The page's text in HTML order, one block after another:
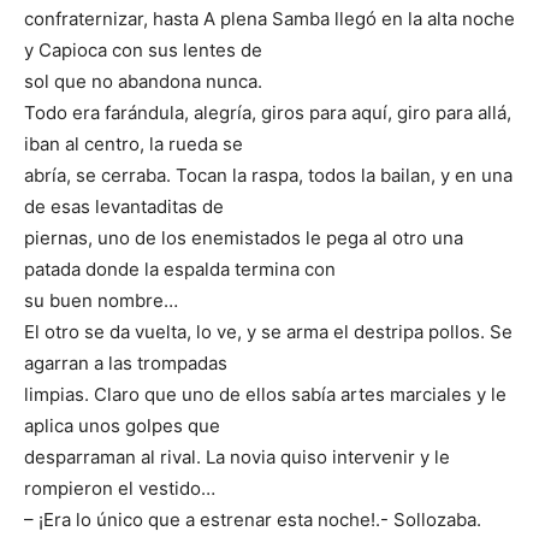
confraternizar, hasta A plena Samba llegó en la alta noche
y Capioca con sus lentes de
sol que no abandona nunca.
Todo era farándula, alegría, giros para aquí, giro para allá,
iban al centro, la rueda se
abría, se cerraba. Tocan la raspa, todos la bailan, y en una
de esas levantaditas de
piernas, uno de los enemistados le pega al otro una
patada donde la espalda termina con
su buen nombre…
El otro se da vuelta, lo ve, y se arma el destripa pollos. Se
agarran a las trompadas
limpias. Claro que uno de ellos sabía artes marciales y le
aplica unos golpes que
desparraman al rival. La novia quiso intervenir y le
rompieron el vestido…
– ¡Era lo único que a estrenar esta noche!.- Sollozaba.